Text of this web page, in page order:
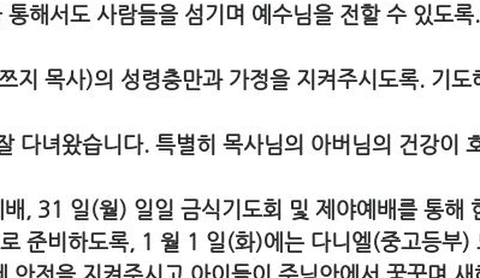
통해서도 사람들을 섬기며 예수님을 전할 수 있도록.
목사)의 성령충만과 가정을 지켜주시도록. 기도
잘 다녀왔습니다. 특별히 목사님의 아버님의 건강이
, 31 일(월) 일일 금식기도회 및 제야예배를 통해
로 준비하도록, 1 월 1 일(화)에는 다니엘(중고등부